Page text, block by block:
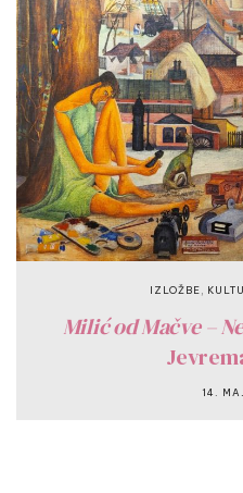
IZLOŽBE
Milić od Mačve –
14.